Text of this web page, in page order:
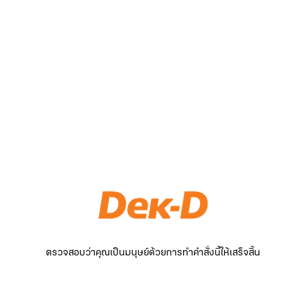
ตรวจสอบว่าคุณเป็นมนุษย์ด้วยการทำคำสั่งนี้ให้เสร็จสิ้น